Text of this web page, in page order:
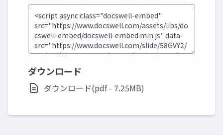
ダウンロード
ダウンロード(pdf - 7.25MB)